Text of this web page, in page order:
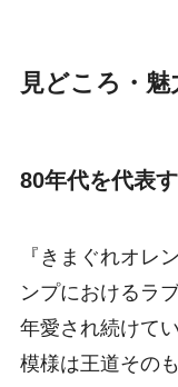
見どころ・魅
80年代を代表
『きまぐれオレ
ンプにおけるラ
年愛され続けて
模様は王道その